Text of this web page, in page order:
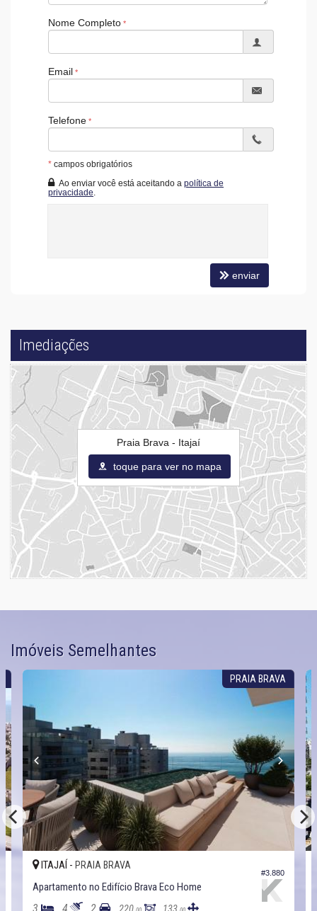
Nome Completo
Email
Telefone
* campos obrigatórios
Ao enviar você está aceitando a política de
privacidade
enviar
Imediações
Praia Brava - Itajaí
toque para ver no mapa
Imóveis Semelhantes
PRAIA BRAVA
#3.880
ITAJAÍ - PRAIA BRAVA
Apartamento no Edifício Brava Eco Home